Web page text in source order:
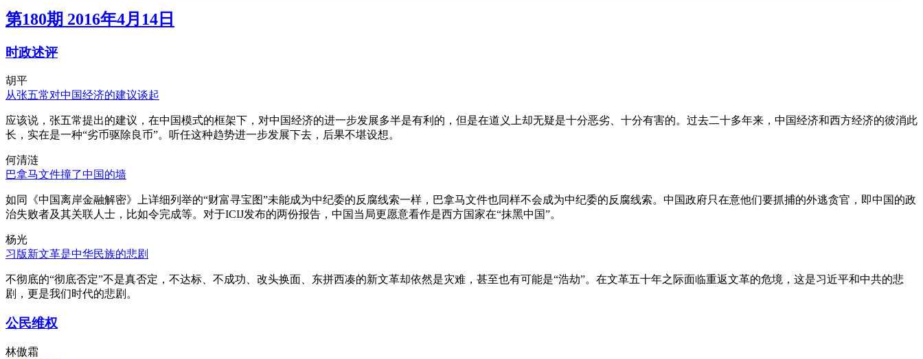
第180期 2016年4月14日
时政述评
胡平
从张五常对中国经济的建议谈起
应该说，张五常提出的建议，在中国模式的框架下，对中国经济的进一步发展多半是有利的，但是在道义上却无疑是十分恶劣、十分有害的。过去二十多年来，中国经济和西方经济的彼消此
长，实在是一种“劣币驱除良币”。听任这种趋势进一步发展下去，后果不堪设想。
何清涟
巴拿马文件撞了中国的墙
如同《中国离岸金融解密》上详细列举的“财富寻宝图”未能成为中纪委的反腐线索一样，巴拿马文件也同样不会成为中纪委的反腐线索。中国政府只在意他们要抓捕的外逃贪官，即中国的政
治失败者及其关联人士，比如令完成等。对于ICIJ发布的两份报告，中国当局更愿意看作是西方国家在“抹黑中国”。
杨光
习版新文革是中华民族的悲剧
不彻底的“彻底否定”不是真否定，不达标、不成功、改头换面、东拼西凑的新文革却依然是灾难，甚至也有可能是“浩劫”。在文革五十年之际面临重返文革的危境，这是习近平和中共的悲
剧，更是我们时代的悲剧。
公民维权
林傲霜